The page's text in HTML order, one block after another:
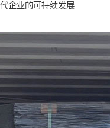
企业的可持续发展